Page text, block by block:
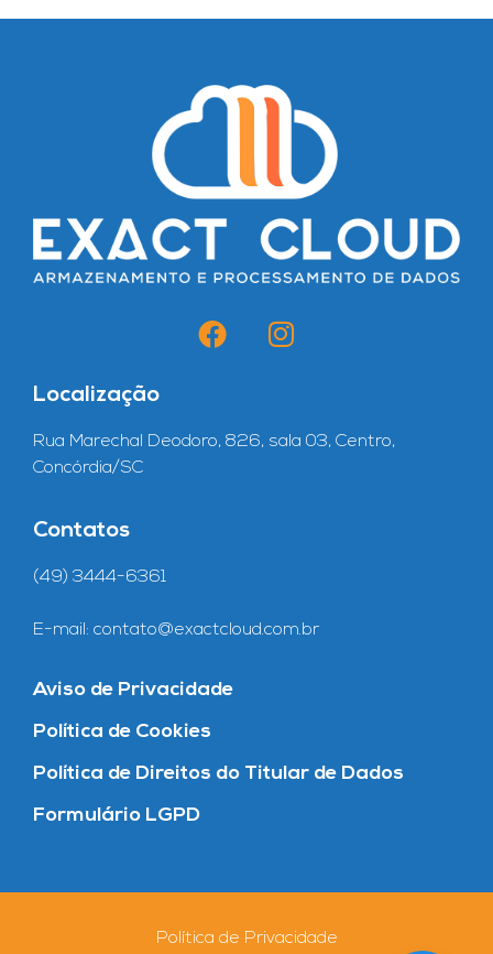
Localização
Rua Marechal Deodoro, 826, sala 03, Centro,
Concórdia/SC
Contatos
(49) 3444-6361
E-mail: contato@exactcloud.com.br
Aviso de Privacidade
Política de Cookies
Política de Direitos do Titular de Dados
Formulário LGPD
Política de Privacidade